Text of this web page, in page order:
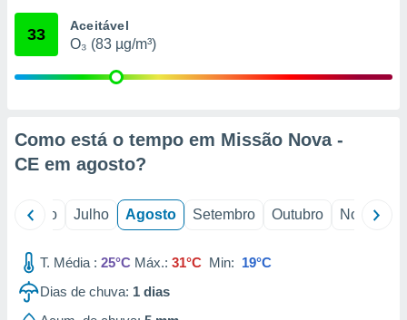
através
1199
33 Aceitável
O₃ (83 µg/m³)
Como está o tempo em Missão Nova -
CE em agosto?
Junho Julho Agosto Setembro Outubro Novembro
T. Média : 25°C Máx.: 31°C Min: 19°C
Dias de chuva: 1 dias